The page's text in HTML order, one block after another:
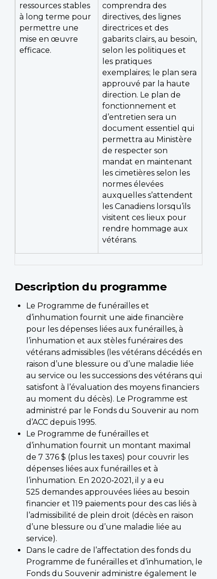
ressources stables
à long terme pour
permettre une
mise en œuvre
efficace.
comprendra des
directives, des lignes
directrices et des
gabarits clairs, au besoin,
selon les politiques et
les pratiques
exemplaires; le plan sera
approuvé par la haute
direction. Le plan de
fonctionnement et
d’entretien sera un
document essentiel qui
permettra au Ministère
de respecter son
mandat en maintenant
les cimetières selon les
normes élevées
auxquelles s’attendent
les Canadiens lorsqu’ils
visitent ces lieux pour
rendre hommage aux
vétérans.
Description du programme
Le Programme de funérailles et
d’inhumation fournit une aide financière
pour les dépenses liées aux funérailles, à
l’inhumation et aux stèles funéraires des
vétérans admissibles (les vétérans décédés en
raison d’une blessure ou d’une maladie liée
au service ou les successions des vétérans qui
satisfont à l’évaluation des moyens financiers
au moment du décès). Le Programme est
administré par le Fonds du Souvenir au nom
d’ACC depuis 1995.
Le Programme de funérailles et
d’inhumation fournit un montant maximal
de 7 376 $ (plus les taxes) pour couvrir les
dépenses liées aux funérailles et à
l’inhumation. En 2020‑2021, il y a eu
525 demandes approuvées liées au besoin
financier et 119 paiements pour des cas liés à
l’admissibilité de plein droit (décès en raison
d’une blessure ou d’une maladie liée au
service).
Dans le cadre de l’affectation des fonds du
Programme de funérailles et d’inhumation, le
Fonds du Souvenir administre également le